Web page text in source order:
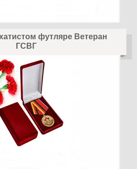
футляре Ветеран
ГСВГ